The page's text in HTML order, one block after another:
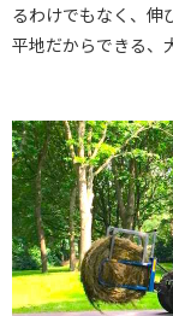
るわけでもなく、伸
平地だからできる、